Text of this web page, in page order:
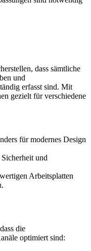
dass sämtliche
und
erfasst sind. Mit
gezielt für verschiedene
für modernes Design
und
Arbeitsplatten
die
optimiert sind: